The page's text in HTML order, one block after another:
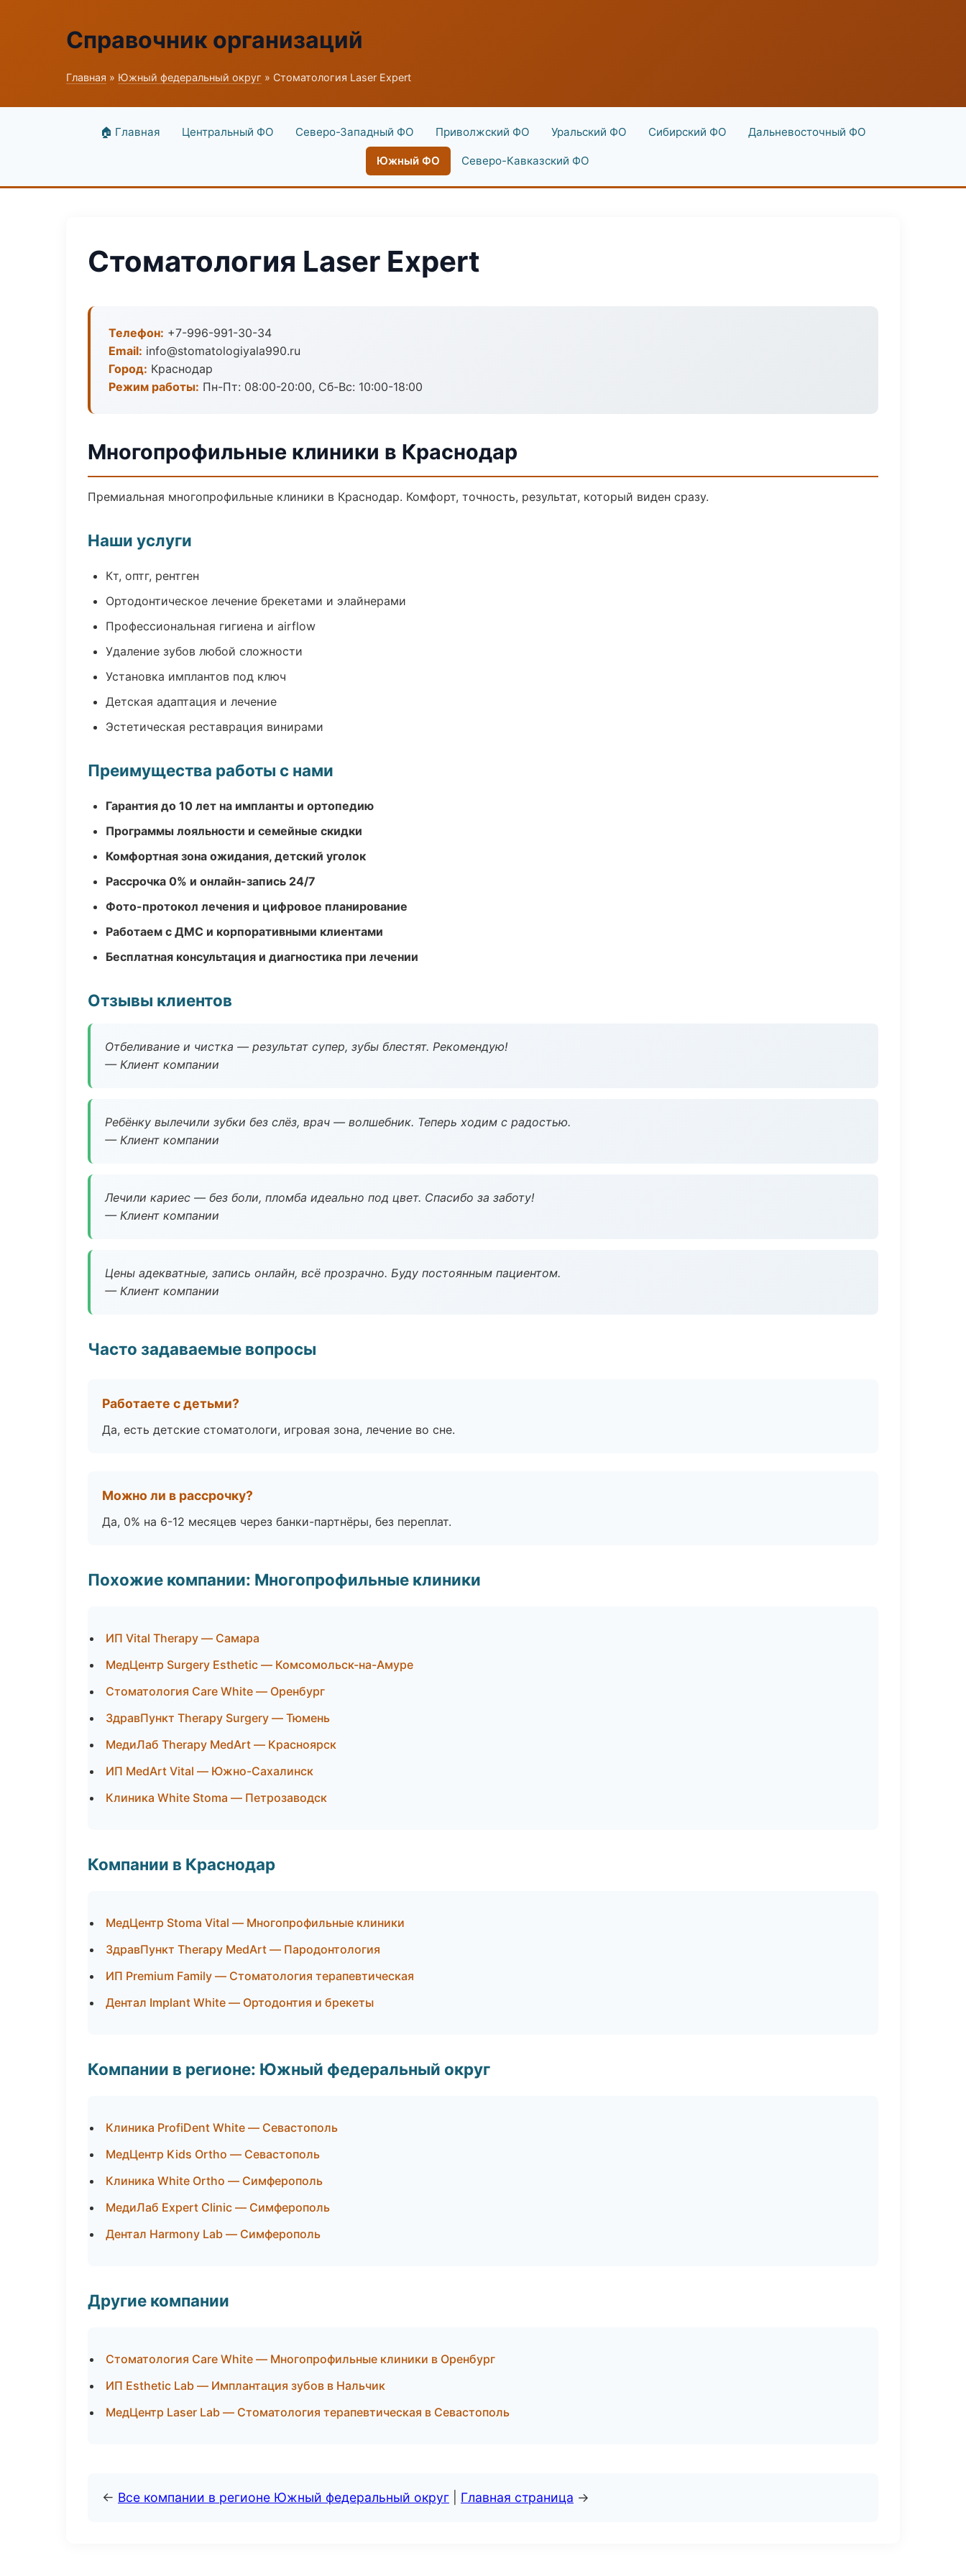
Справочник организаций
Главная » Южный федеральный округ » Стоматология Laser Expert
🏠 Главная Центральный ФО Северо-Западный ФО Приволжский ФО Уральский ФО Сибирский ФО Дальневосточный ФО
Южный ФО Северо-Кавказский ФО
Стоматология Laser Expert
Телефон: +7-996-991-30-34
Email: info@stomatologiyala990.ru
Город: Краснодар
Режим работы: Пн-Пт: 08:00-20:00, Сб-Вс: 10:00-18:00
Многопрофильные клиники в Краснодар
Премиальная многопрофильные клиники в Краснодар. Комфорт, точность, результат, который виден сразу.
Наши услуги
Кт, оптг, рентген
Ортодонтическое лечение брекетами и элайнерами
Профессиональная гигиена и airflow
Удаление зубов любой сложности
Установка имплантов под ключ
Детская адаптация и лечение
Эстетическая реставрация винирами
Преимущества работы с нами
Гарантия до 10 лет на импланты и ортопедию
Программы лояльности и семейные скидки
Комфортная зона ожидания, детский уголок
Рассрочка 0% и онлайн-запись 24/7
Фото-протокол лечения и цифровое планирование
Работаем с ДМС и корпоративными клиентами
Бесплатная консультация и диагностика при лечении
Отзывы клиентов
Отбеливание и чистка — результат супер, зубы блестят. Рекомендую!
— Клиент компании
Ребёнку вылечили зубки без слёз, врач — волшебник. Теперь ходим с радостью.
— Клиент компании
Лечили кариес — без боли, пломба идеально под цвет. Спасибо за заботу!
— Клиент компании
Цены адекватные, запись онлайн, всё прозрачно. Буду постоянным пациентом.
— Клиент компании
Часто задаваемые вопросы
Работаете с детьми?
Да, есть детские стоматологи, игровая зона, лечение во сне.
Можно ли в рассрочку?
Да, 0% на 6-12 месяцев через банки-партнёры, без переплат.
Похожие компании: Многопрофильные клиники
ИП Vital Therapy — Самара
МедЦентр Surgery Esthetic — Комсомольск-на-Амуре
Стоматология Care White — Оренбург
ЗдравПункт Therapy Surgery — Тюмень
МедиЛаб Therapy MedArt — Красноярск
ИП MedArt Vital — Южно-Сахалинск
Клиника White Stoma — Петрозаводск
Компании в Краснодар
МедЦентр Stoma Vital — Многопрофильные клиники
ЗдравПункт Therapy MedArt — Пародонтология
ИП Premium Family — Стоматология терапевтическая
Дентал Implant White — Ортодонтия и брекеты
Компании в регионе: Южный федеральный округ
Клиника ProfiDent White — Севастополь
МедЦентр Kids Ortho — Севастополь
Клиника White Ortho — Симферополь
МедиЛаб Expert Clinic — Симферополь
Дентал Harmony Lab — Симферополь
Другие компании
Стоматология Care White — Многопрофильные клиники в Оренбург
ИП Esthetic Lab — Имплантация зубов в Нальчик
МедЦентр Laser Lab — Стоматология терапевтическая в Севастополь
← Все компании в регионе Южный федеральный округ Главная страница →